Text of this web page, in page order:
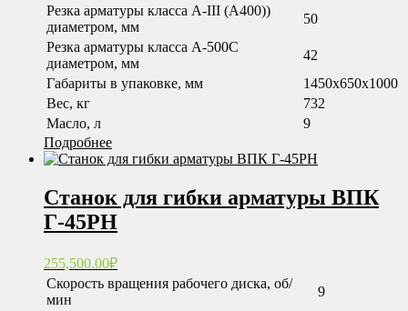
Резка арматуры класса А-III (А400))
диаметром, мм
50
Резка арматуры класса А-500С
диаметром, мм
42
Габариты в упаковке, мм
1450х650х1000
Вес, кг
732
Масло, л
9
Подробнее
Станок для гибки арматуры ВПК
Г-45РН
255,500.00₽
Скорость вращения рабочего диска, об/
мин
9